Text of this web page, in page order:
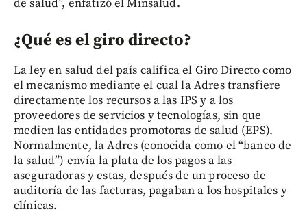
de salud”, enfatizó el Minsalud.
¿Qué es el giro directo?
La ley en salud del país califica el Giro Directo como
el mecanismo mediante el cual la Adres transfiere
directamente los recursos a las IPS y a los
proveedores de servicios y tecnologías, sin que
medien las entidades promotoras de salud (EPS).
Normalmente, la Adres (conocida como el “banco de
la salud”) envía la plata de los pagos a las
aseguradoras y estas, después de un proceso de
auditoría de las facturas, pagaban a los hospitales y
clínicas.